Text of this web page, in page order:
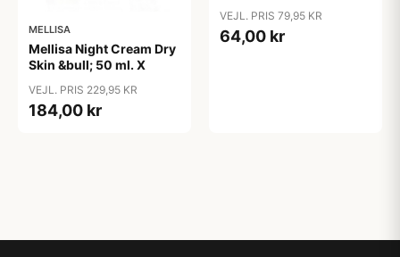
MELLISA
Mellisa Night Cream Dry
Skin &bull; 50 ml. X
VEJL. PRIS 229,95 KR
184,00 kr
VEJL. PRIS 79,95 KR
64,00 kr